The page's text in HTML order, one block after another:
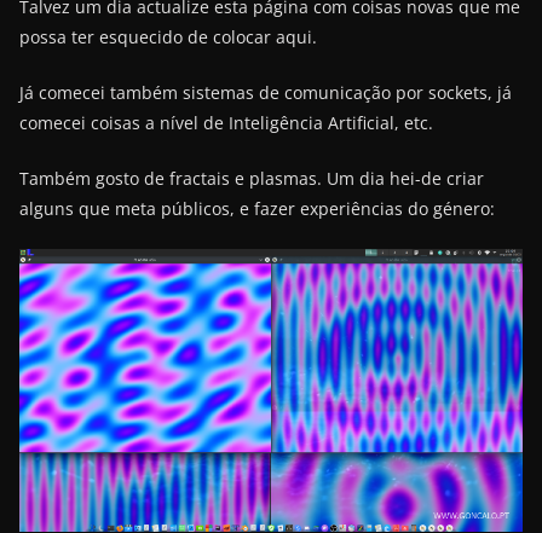
Talvez um dia actualize esta página com coisas novas que me
possa ter esquecido de colocar aqui.
Já comecei também sistemas de comunicação por sockets, já
comecei coisas a nível de Inteligência Artificial, etc.
Também gosto de fractais e plasmas. Um dia hei-de criar
alguns que meta públicos, e fazer experiências do género: